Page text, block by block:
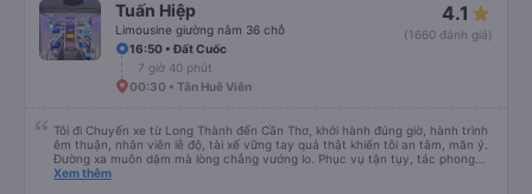
Tuấn Hiệp
Limousine giường nằm 36 chỗ
4.1
(1660 đánh giá)
16:50 • Đất Cuốc
7 giờ 40 phút
00:30 • Tân Huê Viên
Tôi đi Chuyến xe từ Long Thành đến Cần Thơ, khởi hành đúng giờ, hành trình
êm thuận, nhân viên lễ độ, tài xế vững tay quả thật khiến tôi an tâm, mãn ý.
Đường xa muôn dặm mà lòng chẳng vướng lo. Phục vụ tận tụy, tác phong
nghiêm cẩn, hiếm thấy giữa thời buổi kim tiền vội vã. Xã hội loạn đạo. Xin gửi
Xem thêm